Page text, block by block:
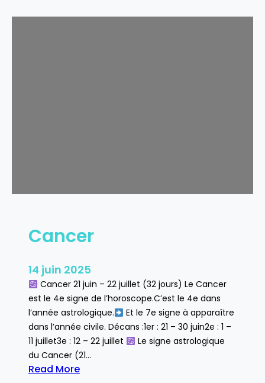
L
Cancer
14 juin 2025
Cancer 21 juin – 22 juillet (32 jours) Le Cancer
est le 4e signe de l’horoscope.C’est le 4e dans
l’année astrologique.
Et le 7e signe à apparaître
dans l’année civile. Décans :1er : 21 – 30 juin2e : 1 –
11 juillet3e : 12 – 22 juillet
Le signe astrologique
du Cancer (21…
Read More